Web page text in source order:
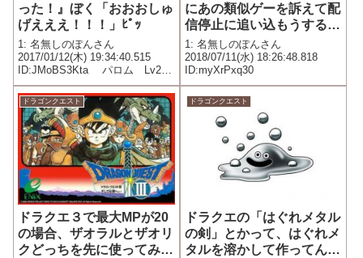
った！』ぼく「おおおしゅ
げえええ！！！」ﾋﾟｯ
1: 名無しのぽんさん
2017/01/12(木) 19:34:40.515
ID:JMoBS3Kta パロム Lv22
セシル Lv1 ←っは？？？？
ポロム Lv22 テラ Lv15
にあの類似ゲーを訴えて配
信停止に追い込もうするｗ
ｗｗｗｗｗｗｗｗｗｗｗｗ
ｗｗｗｗｗｗｗｗｗｗ
1: 名無しのぽんさん
2018/07/11(水) 18:26:48.818
ID:myXrPxq30
ドラゴンクエスト
ドラクエ３で最大MPが20
の場合、ザオラルとザオリ
クどっちを先に使ってみ
ドラゴンクエスト
ドラクエの「はぐれメタル
の剣」とかって、はぐれメ
タルを溶かして作ってん